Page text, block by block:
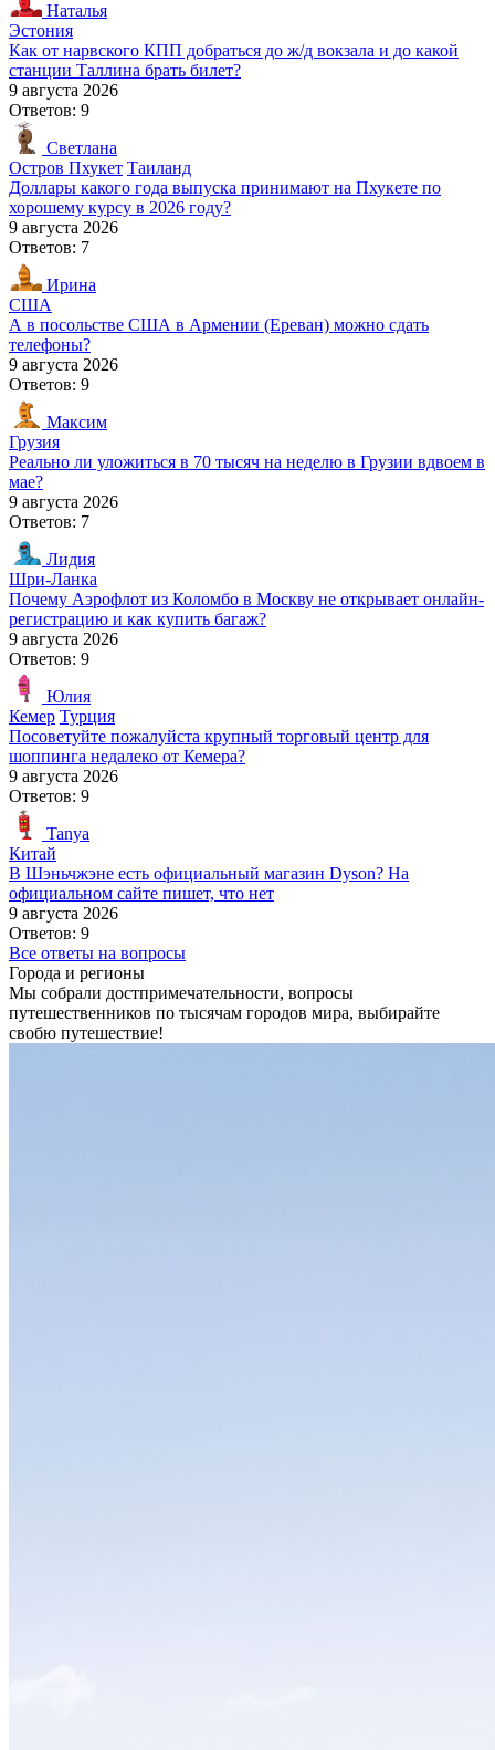
Наталья
Эстония
Как от нарвского КПП добраться до ж/д вокзала и до какой
станции Таллина брать билет?
9 августа 2026
Ответов: 9
Светлана
Остров Пхукет Таиланд
Доллары какого года выпуска принимают на Пхукете по
хорошему курсу в 2026 году?
9 августа 2026
Ответов: 7
Ирина
США
А в посольстве США в Армении (Ереван) можно сдать
телефоны?
9 августа 2026
Ответов: 9
Максим
Грузия
Реально ли уложиться в 70 тысяч на неделю в Грузии вдвоем в
мае?
9 августа 2026
Ответов: 7
Лидия
Шри-Ланка
Почему Аэрофлот из Коломбо в Москву не открывает онлайн-
регистрацию и как купить багаж?
9 августа 2026
Ответов: 9
Юлия
Кемер Турция
Посоветуйте пожалуйста крупный торговый центр для
шоппинга недалеко от Кемера?
9 августа 2026
Ответов: 9
Tanya
Китай
В Шэньчжэне есть официальный магазин Dyson? На
официальном сайте пишет, что нет
9 августа 2026
Ответов: 9
Все ответы на вопросы
Города и регионы
Мы собрали достпримечательности, вопросы
путешественников по тысячам городов мира, выбирайте
свобю путешествие!